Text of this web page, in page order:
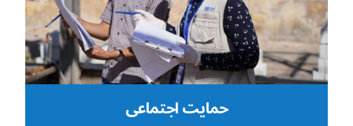
حمایت اجتماعی